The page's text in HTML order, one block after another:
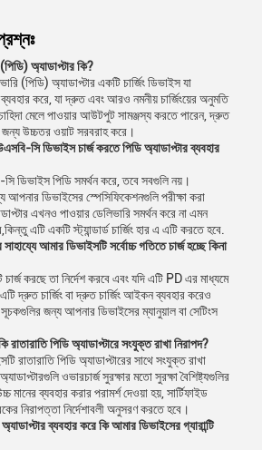
অ্যাডাপ্টার কি?
(পিডি) অ্যাডাপ্টার একটি চার্জিং ডিভাইস যা
ব্যবহার করে, যা দ্রুত এবং আরও নমনীয় চার্জিংয়ের অনুমতি
মেলে পাওয়ার আউটপুট সামঞ্জস্য করতে পারেন, দ্রুত
জন্য উচ্চতর ওয়াট সরবরাহ করে।
সি ডিভাইস চার্জ করতে পিডি অ্যাডাপ্টার ব্যবহার
ডিভাইস পিডি সমর্থন করে, তবে সবগুলি নয়।
আপনার ডিভাইসের স্পেসিফিকেশনগুলি পরীক্ষা করা
এখনও পাওয়ার ডেলিভারি সমর্থন করে না এমন
এটি একটি স্ট্যান্ডার্ড চার্জিং হার এ এটি করতে হবে.
আমার ডিভাইসটি সর্বোচ্চ গতিতে চার্জ হচ্ছে কিনা
করছে তা নির্দেশ করবে এবং যদি এটি PD এর মাধ্যমে
দ্রুত চার্জিং বা দ্রুত চার্জিং আইকন ব্যবহার করেও
সূচকগুলির জন্য আপনার ডিভাইসের ম্যানুয়াল বা সেটিংস
পিডি অ্যাডাপ্টারে সংযুক্ত রাখা নিরাপদ?
রাতারাতি পিডি অ্যাডাপ্টারের সাথে সংযুক্ত রাখা
ওভারচার্জ সুরক্ষার মতো সুরক্ষা বৈশিষ্ট্যগুলির
মানের ব্যবহার করার পরামর্শ দেওয়া হয়, সার্টিফাইড
নিরাপত্তা নির্দেশাবলী অনুসরণ করতে হবে।
ব্যবহার করে কি আমার ডিভাইসের গ্যারান্টি